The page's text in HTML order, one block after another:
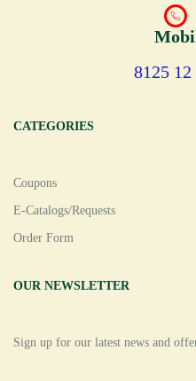
8125 12
CATEGORIES
Coupons
E-Catalogs/Requests
Order Form
OUR NEWSLETTER
Sign up for our latest news and